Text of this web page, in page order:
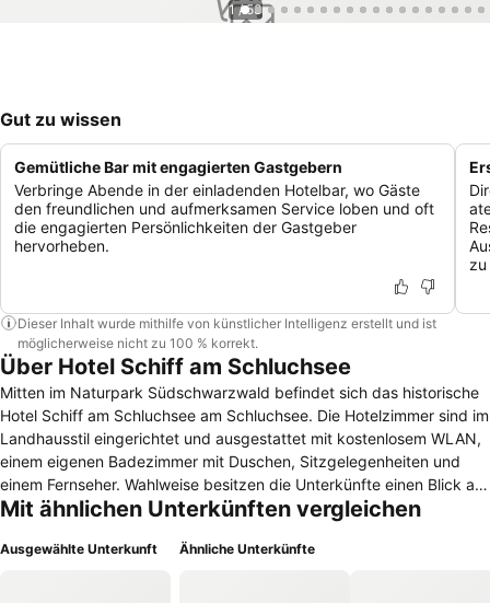
1 / 53
Gut zu wissen
Gemütliche Bar mit engagierten Gastgebern
Verbringe Abende in der einladenden Hotelbar, wo Gäste
den freundlichen und aufmerksamen Service loben und oft
die engagierten Persönlichkeiten der Gastgeber
hervorheben.
Dieser Inhalt wurde mithilfe von künstlicher Intelligenz erstellt und ist
möglicherweise nicht zu 100 % korrekt.
Über Hotel Schiff am Schluchsee
Mitten im Naturpark Südschwarzwald befindet sich das historische
Hotel Schiff am Schluchsee am Schluchsee. Die Hotelzimmer sind im
Landhausstil eingerichtet und ausgestattet mit kostenlosem WLAN,
einem eigenen Badezimmer mit Duschen, Sitzgelegenheiten und
einem Fernseher. Wahlweise besitzen die Unterkünfte einen Blick auf
den See. Die Gäste können auf den Sofas und bei Kaminfeuer in der
Gewölbekeller dient als Veranstaltungsraum für Feste und Feiern.
Mit ähnlichen Unterkünften vergleichen
Ausgewählte Unterkunft Ähnliche Unterkünfte